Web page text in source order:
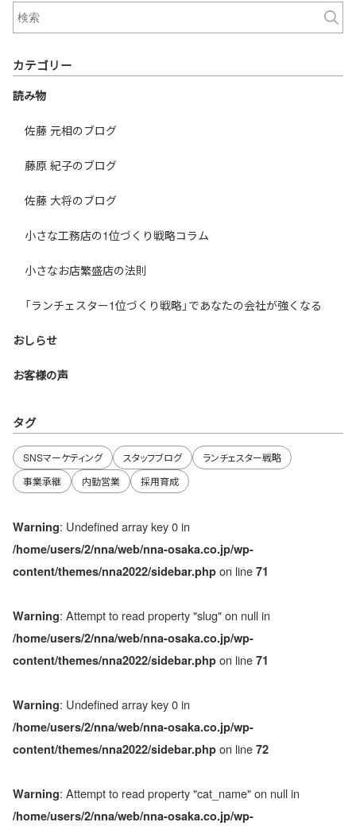
カテゴリー
読み物
佐藤 元相のブログ
藤原 紀子のブログ
佐藤 大将のブログ
小さな工務店の1位づくり戦略コラム
小さなお店繁盛店の法則
「ランチェスター1位づくり戦略」であなたの会社が強くなる
おしらせ
お客様の声
タグ
SNSマーケティング スタッフブログ
ランチェスター戦略
事業承継
内勤営業 採用育成
Warning: Undefined array key 0 in
/home/users/2/nna/web/nna-osaka.co.jp/wp-
content/themes/nna2022/sidebar.php on line 71
Warning: Attempt to read property "slug" on null in
/home/users/2/nna/web/nna-osaka.co.jp/wp-
content/themes/nna2022/sidebar.php on line 71
Warning: Undefined array key 0 in
/home/users/2/nna/web/nna-osaka.co.jp/wp-
content/themes/nna2022/sidebar.php on line 72
Warning: Attempt to read property "cat_name" on null in
/home/users/2/nna/web/nna-osaka.co.jp/wp-